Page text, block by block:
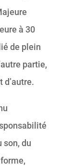
à 30
de plein
partie,
d’autre.
son, du